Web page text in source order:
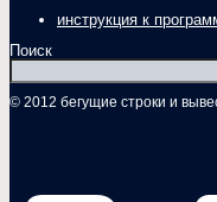
инструкция к
Поиск
© 2012 бегущие строки и